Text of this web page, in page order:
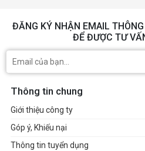
Integrated AMD
support may vary by
- 1 x HDMI 2.1
resolution up to 4K
- 2 x USB4, support
resolution up to 8K
ĐĂNG KÝ NHẬN EMAIL
ĐỂ ĐƯỢC TƯ
Thông tin chung
Giới thiệu công ty
Góp ý, Khiếu nại
Thông tin tuyển dụng